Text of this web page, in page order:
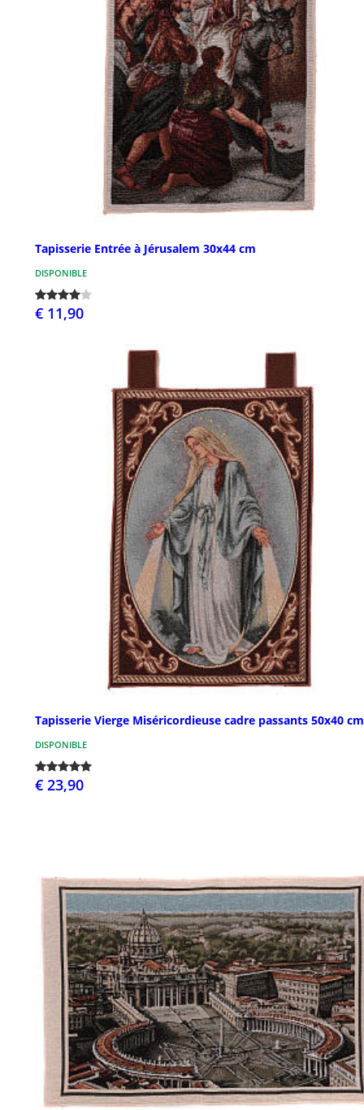
Tapisserie Entrée à Jérusalem 30x44 cm
DISPONIBLE
€ 11,90
Tapisserie Vierge Miséricordieuse cadre passants 50x40 cm
DISPONIBLE
€ 23,90